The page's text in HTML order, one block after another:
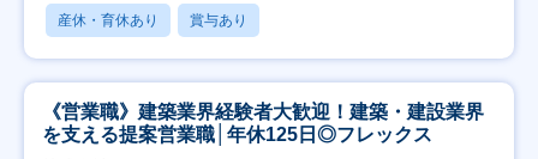
産休・育休あり 賞与あり
《営業職》建築業界経験者大歓迎！建築・建設業界
を支える提案営業職│年休125日◎フレックス